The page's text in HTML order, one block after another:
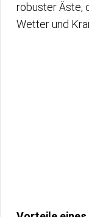
robuster Äste,
Wetter und